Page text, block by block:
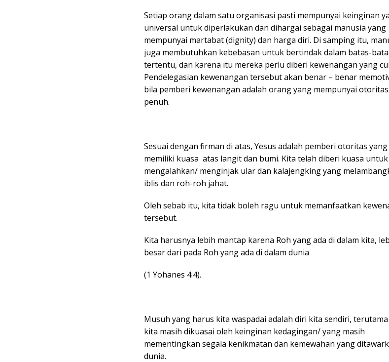
Setiap orang dalam satu organisasi pasti mempunyai keinginan
universal untuk diperlakukan dan dihargai sebagai manusia yang
mempunyai martabat (dignity) dan harga diri. Di samping itu,
juga membutuhkan kebebasan untuk bertindak dalam batas-
tertentu, dan karena itu mereka perlu diberi kewenangan yang
Pendelegasian kewenangan tersebut akan benar – benar
bila pemberi kewenangan adalah orang yang mempunyai otoritas
penuh.
Sesuai dengan firman di atas, Yesus adalah pemberi otoritas yang
memiliki kuasa atas langit dan bumi. Kita telah diberi kuasa untuk
mengalahkan/ menginjak ular dan kalajengking yang
iblis dan roh-roh jahat.
Oleh sebab itu, kita tidak boleh ragu untuk memanfaatkan
tersebut.
Kita harusnya lebih mantap karena Roh yang ada di dalam kita,
besar dari pada Roh yang ada di dalam dunia
(1 Yohanes 4:4).
Musuh yang harus kita waspadai adalah diri kita sendiri,
kita masih dikuasai oleh keinginan kedagingan/ yang masih
mementingkan segala kenikmatan dan kemewahan yang
dunia.